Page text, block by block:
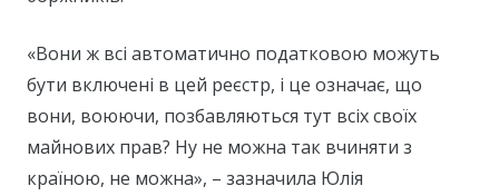
«Вони ж всі автоматично податковою можуть
бути включені в цей реєстр, і це означає, що
вони, воюючи, позбавляються тут всіх своїх
майнових прав? Ну не можна так вчиняти з
країною, не можна», – зазначила Юлія